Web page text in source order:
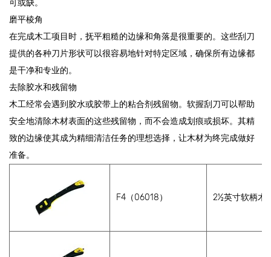
可或缺。
磨平棱角
在完成木工项目时，抚平粗糙的边缘和角落是很重要的。这些刮刀
提供的各种刀片形状可以很容易地针对特定区域，确保所有边缘都
是干净和专业的。
去除胶水和残留物
木工经常会遇到胶水或胶带上的粘合剂残留物。软握刮刀可以帮助
安全地清除木材表面的这些残留物，而不会造成划痕或损坏。其精
致的边缘使其成为精细清洁任务的理想选择，让木材为终完成做好
准备。
F4（06018） 2½英寸软柄木